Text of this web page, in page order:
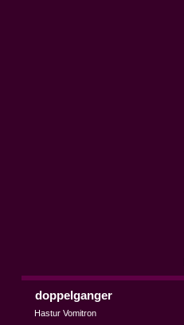
doppelganger
Hastur Vomitron